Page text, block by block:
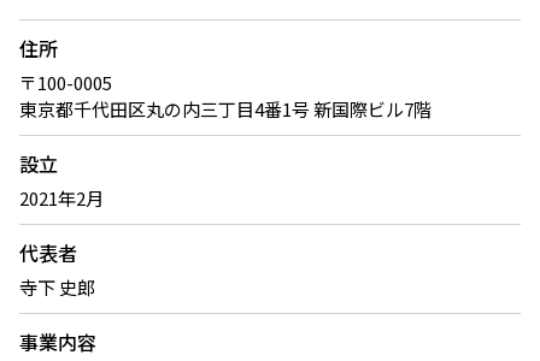
住所
〒100-0005
東京都千代田区丸の内三丁目4番1号 新国際ビル7階
設立
2021年2月
代表者
寺下 史郎
事業内容